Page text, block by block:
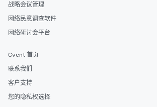
战略会议管理
网络民意调查软件
网络研讨会平台
Cvent 首页
联系我们
客户支持
您的隐私权选择